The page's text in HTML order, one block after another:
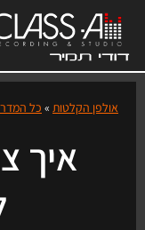
אולפן הקלטות » כל
איך